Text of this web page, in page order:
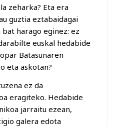
zeharka? Eta era
guztia eztabaidagai
harago eginez: ez
euskal hedabide
Batasunaren
eta askotan?
ez da
eragiteko. Hedabide
jarraitu ezean,
galera edota